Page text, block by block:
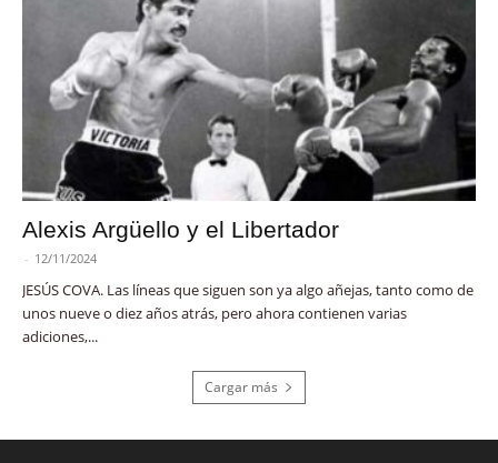
Alexis Argüello y el Libertador
- 12/11/2024
JESÚS COVA. Las líneas que siguen son ya algo añejas, tanto como de
unos nueve o diez años atrás, pero ahora contienen varias
adiciones,...
Cargar más